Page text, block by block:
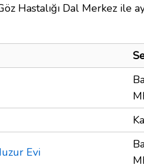
Hastalığı Dal Merkez ile
Evi